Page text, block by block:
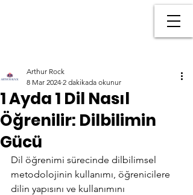
1 Ayda 1 Dil Nasıl
Öğrenilir: Dilbilimin
Gücü
Arthur Rock
8 Mar 2024 2 dakikada okunur
Dil öğrenimi sürecinde dilbilimsel
metodolojinin kullanımı, öğrenicilere
dilin yapısını ve kullanımını